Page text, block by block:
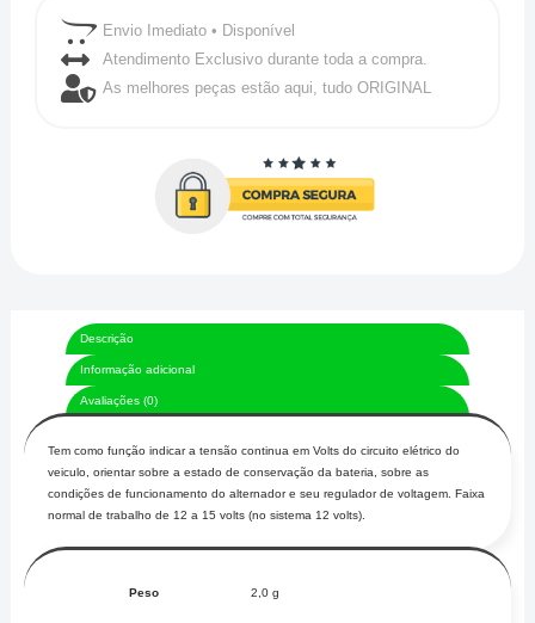
Envio Imediato • Disponível
Atendimento Exclusivo durante toda a compra.
As melhores peças estão aqui, tudo ORIGINAL
Descrição
Informação adicional
Avaliações (0)
Tem como função indicar a tensão continua em Volts do circuito elétrico do
veiculo, orientar sobre a estado de conservação da bateria, sobre as
condições de funcionamento do alternador e seu regulador de voltagem. Faixa
normal de trabalho de 12 a 15 volts (no sistema 12 volts).
Peso 2,0 g